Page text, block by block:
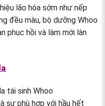
lão hóa sớm như nếp
đều màu, bộ dưỡng Whoo
phục hồi và làm mới làn
tái sinh Whoo
sự phù hợp với hầu hết